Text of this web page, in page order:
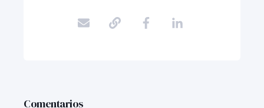
Comentarios